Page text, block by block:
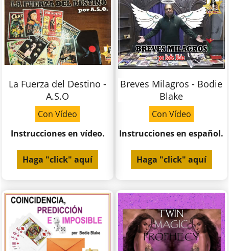
La Fuerza del Destino -
A.S.O
Con Vídeo
Instrucciones en vídeo.
Haga "click" aquí
Breves Milagros - Bodie
Blake
Con Vídeo
Instrucciones en español.
Haga "click" aquí